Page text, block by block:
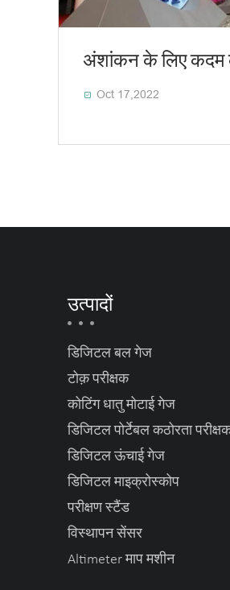
अंशांकन के लिए कदम
 Oct 17,2022
उत्पादों
डिजिटल बल गेज
टोक़ परीक्षक
कोटिंग धातु मोटाई गेज
डिजिटल पोर्टेबल कठोरता
डिजिटल ऊंचाई गेज
डिजिटल माइक्रोस्कोप
परीक्षण स्टैंड
विस्थापन सेंसर
Altimeter माप मशीन